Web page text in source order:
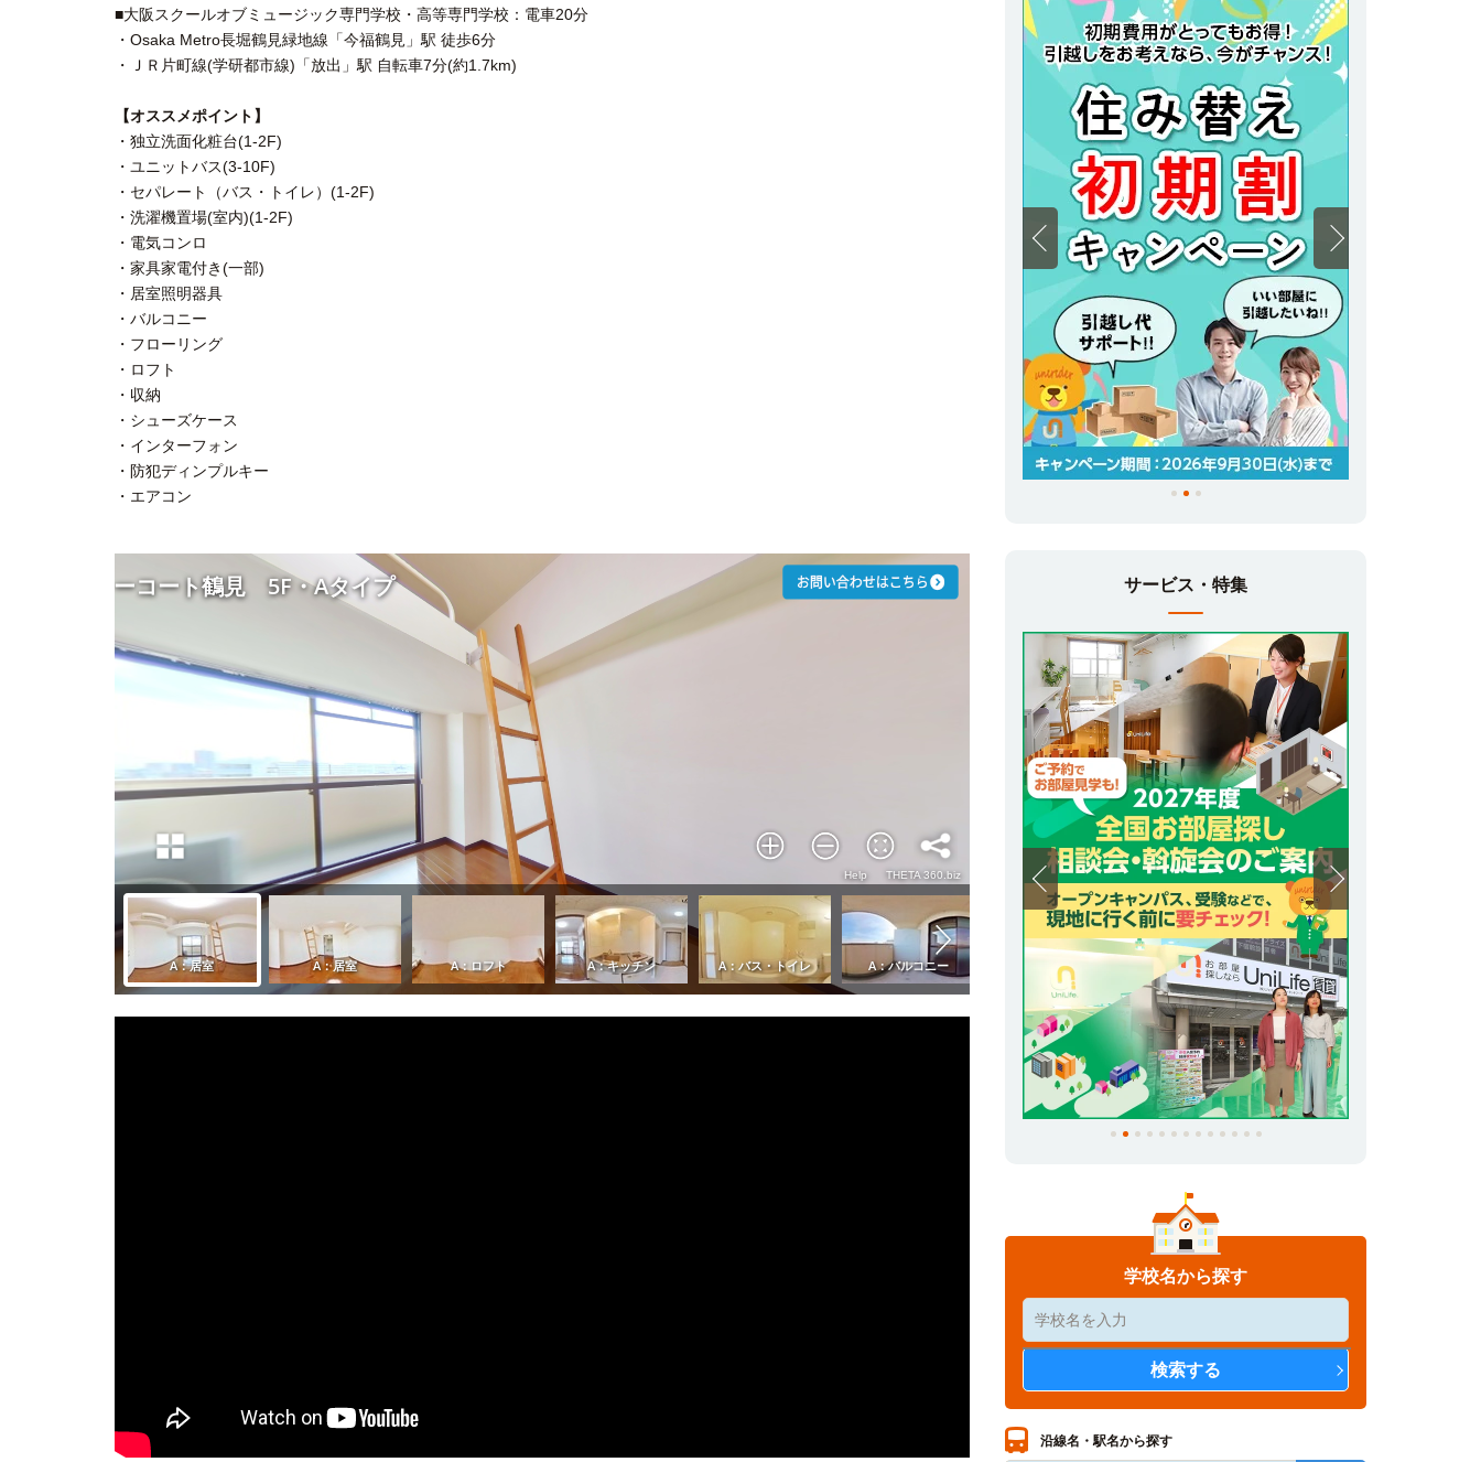
■大阪スクールオブミュージック専門学校・高等専門学校：電車20分
・Osaka Metro長堀鶴見緑地線「今福鶴見」駅 徒歩6分
・ＪＲ片町線(学研都市線)「放出」駅 自転車7分(約1.7km)
【オススメポイント】
・独立洗面化粧台(1-2F)
・ユニットバス(3-10F)
・セパレート（バス・トイレ）(1-2F)
・洗濯機置場(室内)(1-2F)
・電気コンロ
・家具家電付き(一部)
・居室照明器具
・バルコニー
・フローリング
・ロフト
・収納
・シューズケース
・インターフォン
・防犯ディンプルキー
・エアコン
サービス・特集
学校名から探す
沿線名・駅名から探す